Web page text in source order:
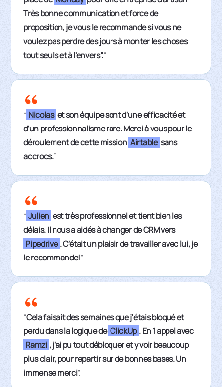
Très bonne communication et force de
proposition, je vous le recommande si vous ne
voulez pas perdre des jours à monter les choses
tout seuls et à l'envers”.”
“ Nicolas et son équipe sont d'une efficacité et
d'un professionnalisme rare. Merci à vous pour le
déroulement de cette mission Airtable sans
accrocs.”
“ Julien est très professionnel et tient bien les
délais. Il nous a aidés à changer de CRM vers
Pipedrive . C'était un plaisir de travailler avec lui, je
le recommande!”
“Cela faisait des semaines que j'étais bloqué et
perdu dans la logique de ClickUp . En 1 appel avec
Ramzi , j'ai pu tout débloquer et y voir beaucoup
plus clair, pour repartir sur de bonnes bases. Un
immense merci”.